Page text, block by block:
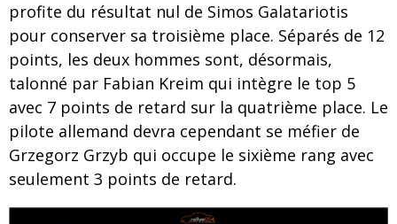
profite du résultat nul de Simos Galatariotis
pour conserver sa troisième place. Séparés de 12
points, les deux hommes sont, désormais,
talonné par Fabian Kreim qui intègre le top 5
avec 7 points de retard sur la quatrième place. Le
pilote allemand devra cependant se méfier de
Grzegorz Grzyb qui occupe le sixième rang avec
seulement 3 points de retard.